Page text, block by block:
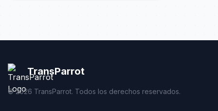
TransParrot
©2026 TransParrot. Todos los derechos reservados.